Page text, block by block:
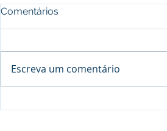
Comentários
Escreva um comentário